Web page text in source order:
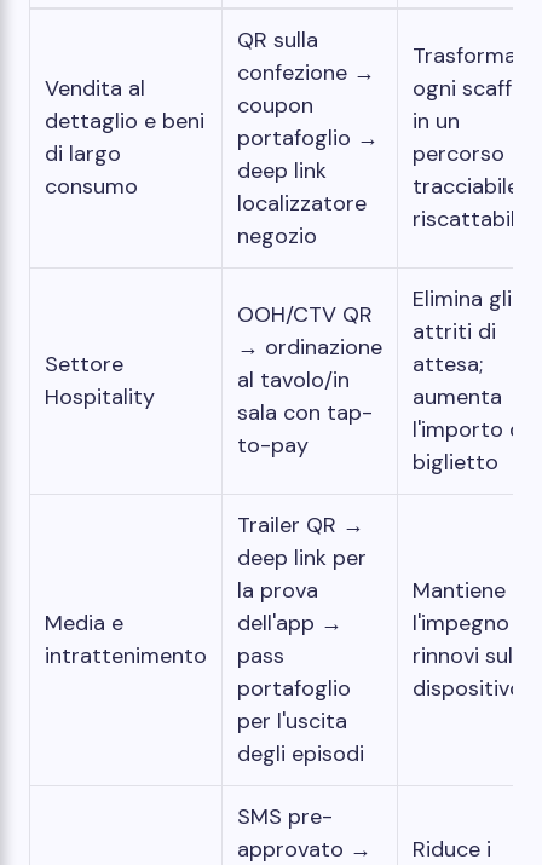
Vendita al
dettaglio e beni
di largo
consumo
QR sulla
confezione →
coupon
portafoglio →
deep link
localizzatore
negozio
Trasforma
ogni scaffale
in un
percorso
tracciabile e
riscattabile
Settore
Hospitality
OOH/CTV QR
→ ordinazione
al tavolo/in
sala con tap-
to-pay
Elimina gli
attriti di
attesa;
aumenta
l'importo del
biglietto
Media e
intrattenimento
Trailer QR →
deep link per
la prova
dell'app →
pass
portafoglio
per l'uscita
degli episodi
Mantiene
l'impegno e i
rinnovi sul
dispositivo
SMS pre-
approvato →
Riduce i